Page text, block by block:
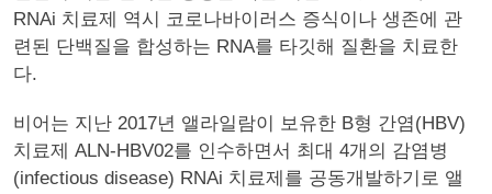
RNAi 치료제 역시 코로나바이러스 증식이나 생존에 관
련된 단백질을 합성하는 RNA를 타깃해 질환을 치료한
다.
비어는 지난 2017년 앨라일람이 보유한 B형 간염(HBV)
치료제 ALN-HBV02를 인수하면서 최대 4개의 감염병
(infectious disease) RNAi 치료제를 공동개발하기로 앨